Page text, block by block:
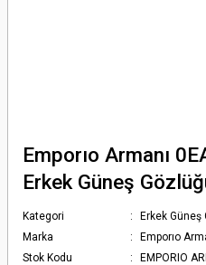
Emporıo Armanı
Erkek Güneş
Kategori
Erkek Güneş
Marka
Emporıo
Stok Kodu
EMPORIO